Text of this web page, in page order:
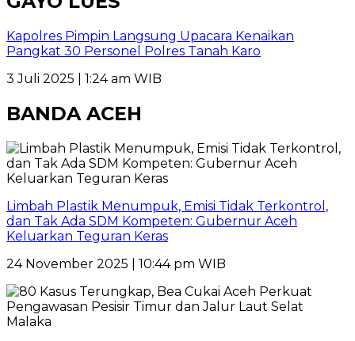
Kapolres Pimpin Langsung Upacara Kenaikan
Pangkat 30 Personel Polres Tanah Karo
3 Juli 2025 | 1:24 am WIB
BANDA ACEH
Limbah Plastik Menumpuk, Emisi Tidak Terkontrol,
dan Tak Ada SDM Kompeten: Gubernur Aceh
Keluarkan Teguran Keras
24 November 2025 | 10:44 pm WIB